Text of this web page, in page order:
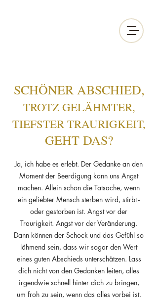
SCHÖNER ABSCHIED,
TROTZ GELÄHMTER,
TIEFSTER TRAURIGKEIT,
GEHT DAS?
Ja, ich habe es erlebt. Der Gedanke an den
Moment der Beerdigung kann uns Angst
machen. Allein schon die Tatsache, wenn
ein geliebter Mensch sterben wird, stirbt -
oder gestorben ist. Angst vor der
Traurigkeit. Angst vor der Veränderung.
Dann können der Schock und das Gefühl so
lähmend sein, dass wir sogar den Wert
eines guten Abschieds unterschätzen. Lass
dich nicht von den Gedanken leiten, alles
irgendwie schnell hinter dich zu bringen,
um froh zu sein, wenn das alles vorbei ist.